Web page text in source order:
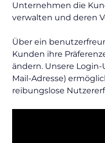
Unternehmen die
verwalten und deren
Über ein
Kunden ihre
ändern. Unsere
Mail-Adresse)
reibungslose